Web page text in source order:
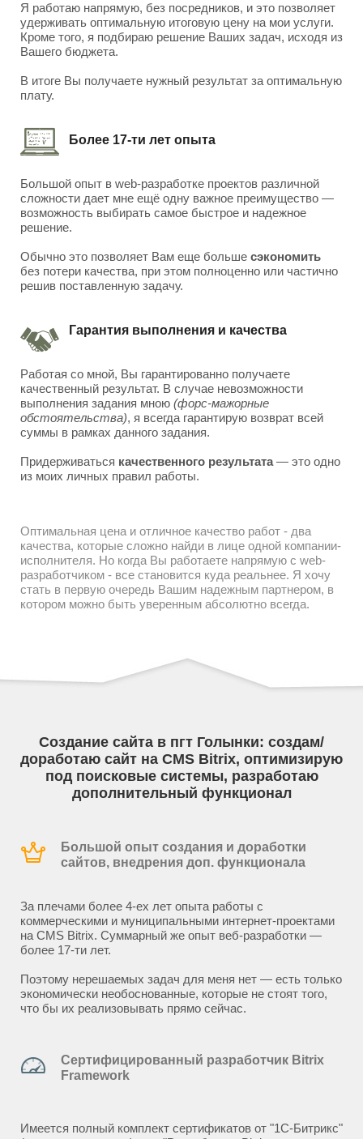
Я работаю напрямую, без посредников, и это позволяет
удерживать оптимальную итоговую цену на мои услуги.
Кроме того, я подбираю решение Ваших задач, исходя из
Вашего бюджета.
В итоге Вы получаете нужный результат за оптимальную
плату.
Более 17-ти лет опыта
Большой опыт в web-разработке проектов различной
сложности дает мне ещё одну важное преимущество —
возможность выбирать самое быстрое и надежное
решение.
Обычно это позволяет Вам еще больше сэкономить
без потери качества, при этом полноценно или частично
решив поставленную задачу.
Гарантия выполнения и качества
Работая со мной, Вы гарантированно получаете
качественный результат. В случае невозможности
выполнения задания мною (форс-мажорные
обстоятельства), я всегда гарантирую возврат всей
суммы в рамках данного задания.
Придерживаться качественного результата— это одно
из моих личных правил работы.
Оптимальная цена и отличное качество работ - два
качества, которые сложно найди в лице одной компании-
исполнителя. Но когда Вы работаете напрямую с web-
разработчиком - все становится куда реальнее. Я хочу
стать в первую очередь Вашим надежным партнером, в
котором можно быть уверенным абсолютно всегда.
Создание сайта в пгт Голынки: создам/
доработаю сайт на CMS Bitrix, оптимизирую
под поисковые системы, разработаю
дополнительный функционал
Большой опыт создания и доработки
сайтов, внедрения доп. функционала
За плечами более 4-ех лет опыта работы с
коммерческими и муниципальными интернет-проектами
на CMS Bitrix. Суммарный же опыт веб-разработки —
более 17-ти лет.
Поэтому нерешаемых задач для меня нет — есть только
экономически необоснованные, которые не стоят того,
что бы их реализовывать прямо сейчас.
Сертифицированный разработчик Bitrix
Framework
Имеется полный комплект сертификатов от "1С-Битрикс"